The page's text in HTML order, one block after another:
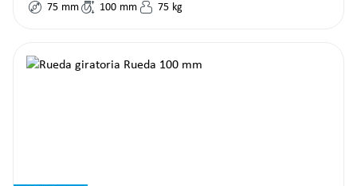
75 mm 100 mm 75 kg